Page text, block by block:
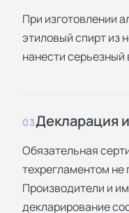
При изготовлении
этиловый спирт из
нанести
03Декларация
Обязательная
техрегламентом не
Производители и
декларирование